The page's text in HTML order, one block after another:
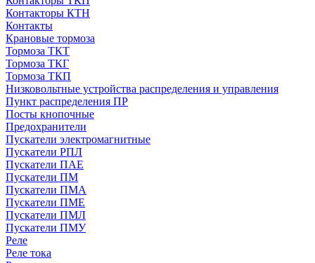
Контакторы КТН
Контакты
Крановые тормоза
Тормоза ТКТ
Тормоза ТКГ
Тормоза ТКП
Низковольтные устройства распределения и управления
Пункт распределения ПР
Посты кнопочные
Предохранители
Пускатели электромагнитные
Пускатели РПЛ
Пускатели ПАЕ
Пускатели ПМ
Пускатели ПМА
Пускатели ПМЕ
Пускатели ПМЛ
Пускатели ПМУ
Реле
Реле тока